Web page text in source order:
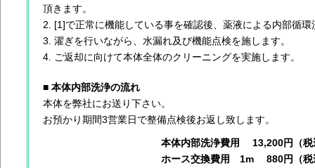
頂きます。
[1]で正常に機能している事を確認後、薬液による内部循
濯ぎを行いながら、水漏れ及び機能点検を施します。
ご返却に向けて本体全体のクリーニングを実施します。
■ 本体内部洗浄の流れ
本体を弊社にお送り下さい。
お預かり期間3営業日で整備点検後お返し致します。
本体内部洗浄費用 13,200円（税
ホース交換費用 1m 880円（税